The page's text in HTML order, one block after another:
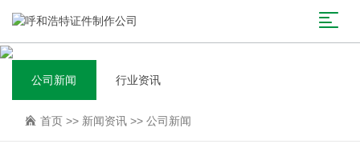
公司新闻 行业资讯
首页 >> 新闻资讯 >> 公司新闻